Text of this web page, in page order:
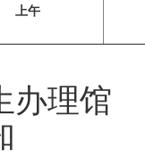
上午
办理馆